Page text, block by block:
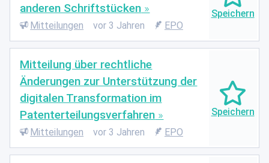
anderen Schriftstücken
Mitteilungen vor 3 Jahren EPO
Mitteilung über rechtliche
Änderungen zur Unterstützung der
digitalen Transformation im
Patenterteilungsverfahren
Mitteilungen vor 3 Jahren EPO